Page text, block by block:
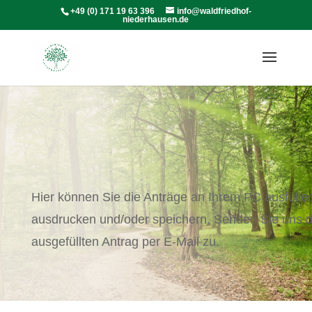
+49 (0) 171 19 63 396
info@waldfriedhof-
niederhausen.de
Hier können Sie die Anträge an Ihrem PC
ausdrucken und/oder speichern. Senden Sie uns
ausgefüllten Antrag per E-Mail zu.